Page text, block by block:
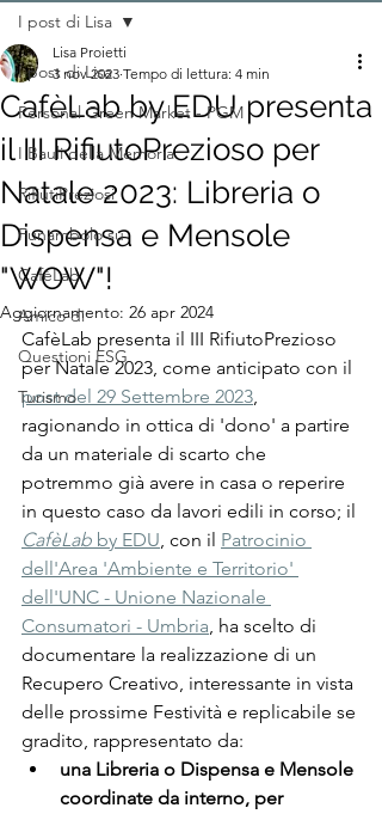
I post di Lisa
Personal Green Market - PGM
I Bauli della Memoria
RifiutiPreziosi
Funambolo su
CafèLab
Amico di
Questioni ESG
Turismo
I post di Lisa
CafèLab by EDU presenta
il III RifiutoPrezioso per
Natale 2023: Libreria o
Dispensa e Mensole
"WOW"!
Lisa Proietti
3 nov 2023 Tempo di lettura: 4 min
Aggiornamento: 26 apr 2024
CafèLab presenta il III RifiutoPrezioso
per Natale 2023, come anticipato con il
post del 29 Settembre 2023,
ragionando in ottica di 'dono' a partire
da un materiale di scarto che
potremmo già avere in casa o reperire
in questo caso da lavori edili in corso; il
CafèLab by EDU, con il Patrocinio
dell'Area 'Ambiente e Territorio'
dell'UNC - Unione Nazionale
Consumatori - Umbria, ha scelto di
documentare la realizzazione di un
Recupero Creativo, interessante in vista
delle prossime Festività e replicabile se
gradito, rappresentato da:
una Libreria o Dispensa e Mensole
coordinate da interno, per